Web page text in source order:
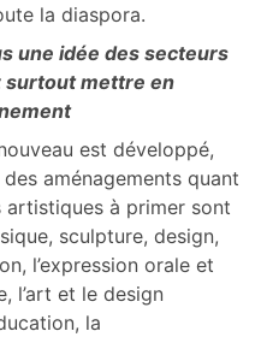
la diaspora.
une idée des secteurs
surtout mettre en
est développé,
aménagements quant
artistiques à primer sont
sculpture, design,
l’expression orale et
l’art et le design
la